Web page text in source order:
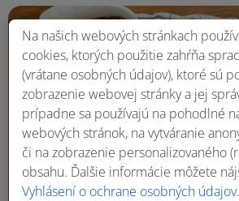
Na našich webových stránkach
cookies, ktorých použitie zahŕňa
(vrátane osobných údajov), ktoré sú
zobrazenie webovej stránky a jej
prípadne sa používajú na pohodlné
webových stránok, na vytváranie
či na zobrazenie personalizovaného
obsahu. Ďalšie informácie môžete
Vyhlásení o ochrane osobných údajov.